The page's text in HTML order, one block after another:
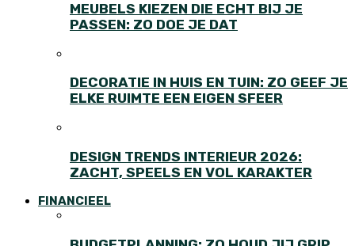
MEUBELS KIEZEN DIE ECHT BIJ JE
PASSEN: ZO DOE JE DAT
DECORATIE IN HUIS EN TUIN: ZO GEEF JE
ELKE RUIMTE EEN EIGEN SFEER
DESIGN TRENDS INTERIEUR 2026:
ZACHT, SPEELS EN VOL KARAKTER
FINANCIEEL